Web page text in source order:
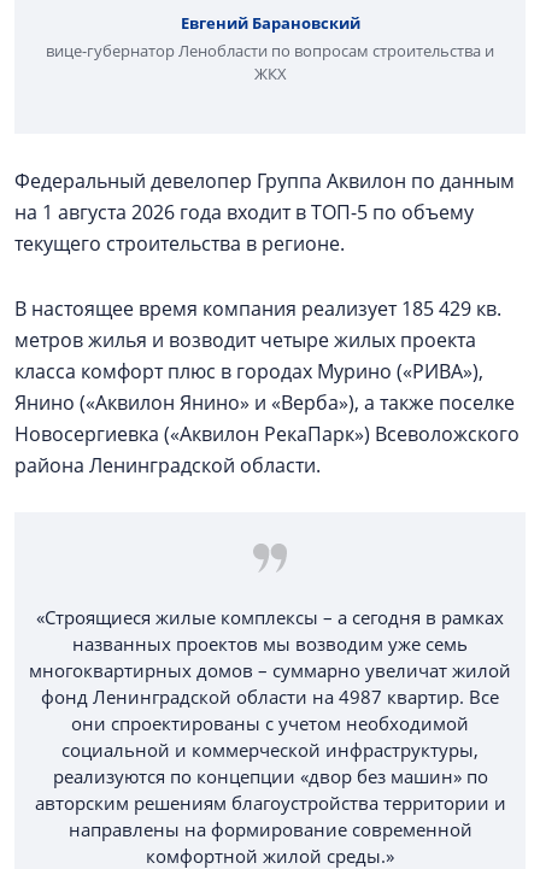
Евгений Барановский
вице-губернатор Ленобласти по вопросам строительства и
ЖКХ
Федеральный девелопер Группа Аквилон по данным
на 1 августа 2026 года входит в ТОП-5 по объему
текущего строительства в регионе.
В настоящее время компания реализует 185 429 кв.
метров жилья и возводит четыре жилых проекта
класса комфорт плюс в городах Мурино («РИВА»),
Янино («Аквилон Янино» и «Верба»), а также поселке
Новосергиевка («Аквилон РекаПарк») Всеволожского
района Ленинградской области.
«Строящиеся жилые комплексы – а сегодня в рамках
названных проектов мы возводим уже семь
многоквартирных домов – суммарно увеличат жилой
фонд Ленинградской области на 4987 квартир. Все
они спроектированы с учетом необходимой
социальной и коммерческой инфраструктуры,
реализуются по концепции «двор без машин» по
авторским решениям благоустройства территории и
направлены на формирование современной
комфортной жилой среды.»